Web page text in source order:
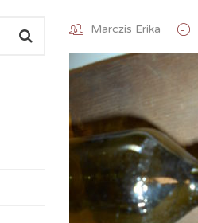
Marczis Erika